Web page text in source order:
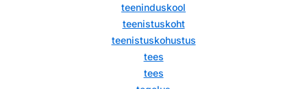
teeninduskool
teenistuskoht
teenistuskohustus
tees
tees